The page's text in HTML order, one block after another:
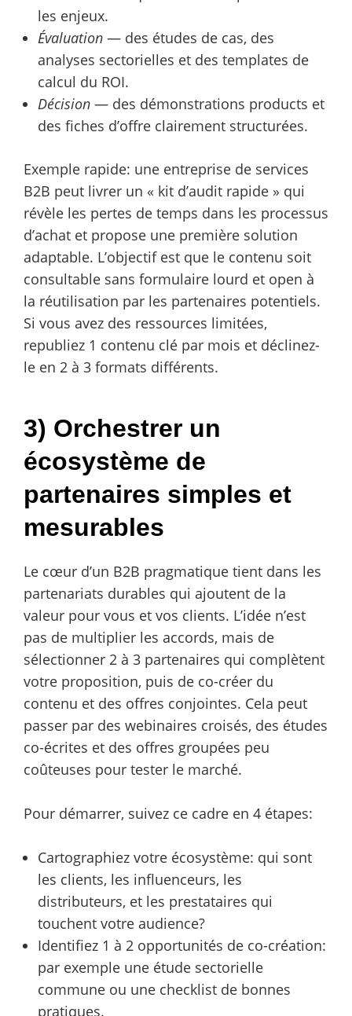
les enjeux.
Évaluation — des études de cas, des
analyses sectorielles et des templates de
calcul du ROI.
Décision — des démonstrations products et
des fiches d’offre clairement structurées.
Exemple rapide: une entreprise de services
B2B peut livrer un « kit d’audit rapide » qui
révèle les pertes de temps dans les processus
d’achat et propose une première solution
adaptable. L’objectif est que le contenu soit
consultable sans formulaire lourd et open à
la réutilisation par les partenaires potentiels.
Si vous avez des ressources limitées,
republiez 1 contenu clé par mois et déclinez-
le en 2 à 3 formats différents.
3) Orchestrer un
écosystème de
partenaires simples et
mesurables
Le cœur d’un B2B pragmatique tient dans les
partenariats durables qui ajoutent de la
valeur pour vous et vos clients. L’idée n’est
pas de multiplier les accords, mais de
sélectionner 2 à 3 partenaires qui complètent
votre proposition, puis de co-créer du
contenu et des offres conjointes. Cela peut
passer par des webinaires croisés, des études
co-écrites et des offres groupées peu
coûteuses pour tester le marché.
Pour démarrer, suivez ce cadre en 4 étapes:
Cartographiez votre écosystème: qui sont
les clients, les influenceurs, les
distributeurs, et les prestataires qui
touchent votre audience?
Identifiez 1 à 2 opportunités de co-création:
par exemple une étude sectorielle
commune ou une checklist de bonnes
pratiques.